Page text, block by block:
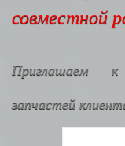
совместной
Приглашаем к
запчастей